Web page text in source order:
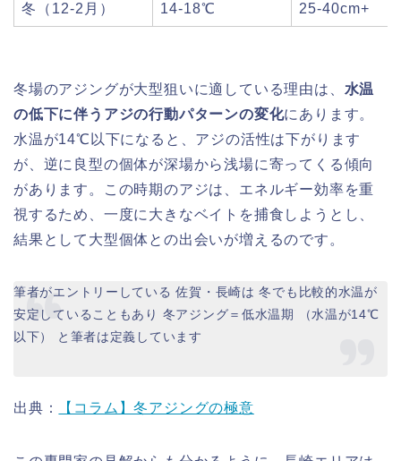
冬（12-2月） 14-18℃ 25-40cm+
冬場のアジングが大型狙いに適している理由は、 水温
の低下に伴うアジの行動パターンの変化にあります。
水温が14℃以下になると、アジの活性は下がります
が、逆に良型の個体が深場から浅場に寄ってくる傾向
があります。この時期のアジは、エネルギー効率を重
視するため、一度に大きなベイトを捕食しようとし、
結果として大型個体との出会いが増えるのです。
筆者がエントリーしている 佐賀・長崎は 冬でも比較的水温が
安定していることもあり 冬アジング＝低水温期 （水温が14℃
以下） と筆者は定義しています
出典： 【コラム】冬アジングの極意